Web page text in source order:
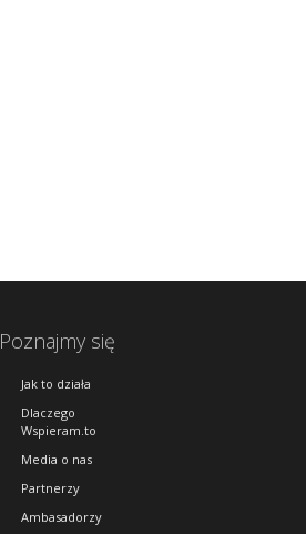
Poznajmy się
Jak to działa
Dlaczego
Wspieram.to
Media o nas
Partnerzy
Ambasadorzy